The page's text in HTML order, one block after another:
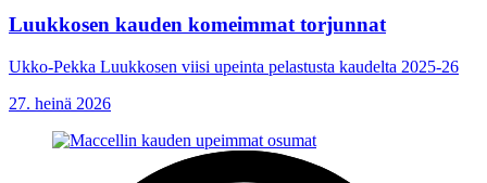
Luukkosen kauden komeimmat torjunnat
Ukko-Pekka Luukkosen viisi upeinta pelastusta kaudelta 2025-26
27. heinä 2026